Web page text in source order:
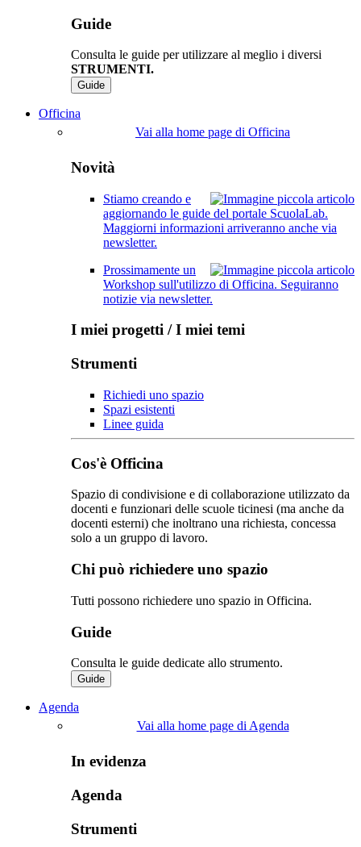
Guide
Consulta le guide per utilizzare al meglio i diversi
STRUMENTI.
Guide
Officina
Vai alla home page di Officina
Novità
Stiamo creando e
aggiornando le guide del portale ScuolaLab.
Maggiorni informazioni arriveranno anche via
newsletter.
Prossimamente un
Workshop sull'utilizzo di Officina. Seguiranno
notizie via newsletter.
I miei progetti / I miei temi
Strumenti
Richiedi uno spazio
Spazi esistenti
Linee guida
Cos'è Officina
Spazio di condivisione e di collaborazione utilizzato da
docenti e funzionari delle scuole ticinesi (ma anche da
docenti esterni) che inoltrano una richiesta, concessa
solo a un gruppo di lavoro.​
Chi può richiedere uno spazio
Tutti possono richiedere uno spazio in Officina.
Guide
Consulta le guide dedicate allo strumento.
Guide
Agenda
Vai alla home page di Agenda
In evidenza
Agenda
Strumenti